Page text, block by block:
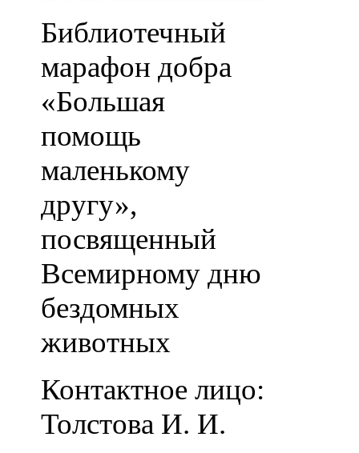
Библиотечный
марафон добра
«Большая
помощь
маленькому
другу»,
посвященный
Всемирному дню
бездомных
животных
Контактное лицо:
Толстова И. И.